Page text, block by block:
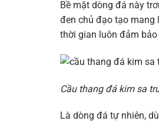
Bề mặt dòng đá này
đen chủ đạo tạo mang
thời gian luôn đảm
Cầu thang đá kim sa
Là dòng đá tự nhiên,